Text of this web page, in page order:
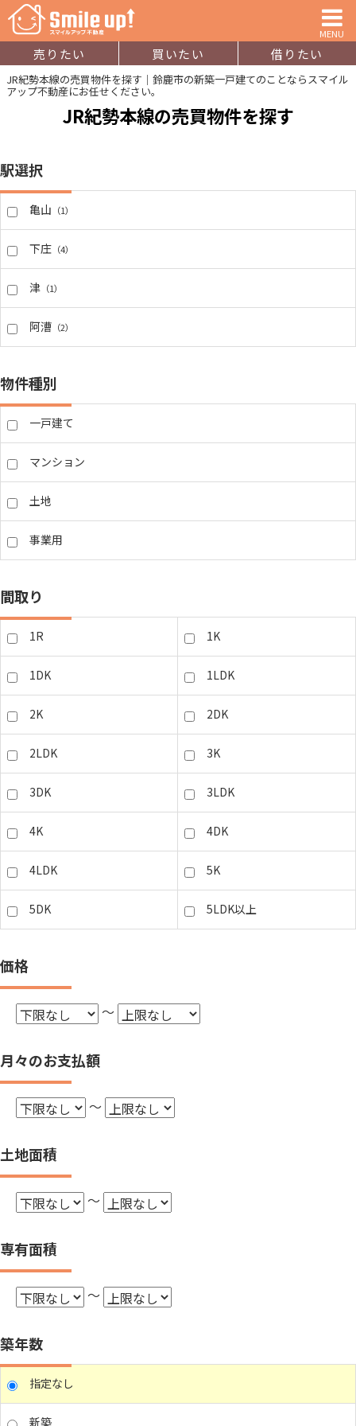
MENU
売りたい 買いたい 借りたい
JR紀勢本線の売買物件を探す｜鈴鹿市の新築一戸建てのことならスマイル
アップ不動産にお任せください。
JR紀勢本線の売買物件を探す
駅選択
亀山 （1）
下庄 （4）
津 （1）
阿漕 （2）
物件種別
一戸建て
マンション
土地
事業用
間取り
1R 1K
1DK 1LDK
2K 2DK
2LDK 3K
3DK 3LDK
4K 4DK
4LDK 5K
5DK 5LDK以上
価格
～
月々のお支払額
～
土地面積
～
専有面積
～
築年数
指定なし
新築